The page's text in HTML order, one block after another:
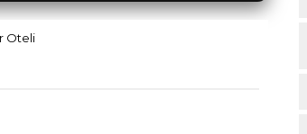
Oteli